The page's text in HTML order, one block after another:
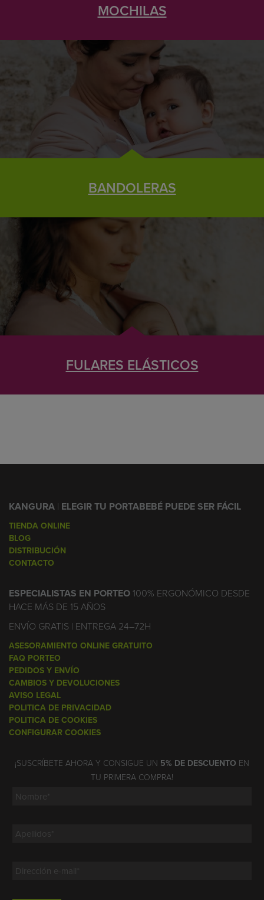
MOCHILAS
BANDOLERAS
FULARES ELÁSTICOS
KANGURA | ELEGIR TU PORTABEBÉ PUEDE SER FÁCIL
TIENDA ONLINE
BLOG
DISTRIBUCIÓN
CONTACTO
ESPECIALISTAS EN PORTEO100% ERGONÓMICO DESDE
HACE MÁS DE 15 AÑOS
ENVÍO GRATIS | ENTREGA 24–72H
ASESORAMIENTO ONLINE GRATUITO
FAQ PORTEO
PEDIDOS Y ENVÍO
CAMBIOS Y DEVOLUCIONES
AVISO LEGAL
POLITICA DE PRIVACIDAD
POLITICA DE COOKIES
CONFIGURAR COOKIES
¡SUSCRÍBETE AHORA Y CONSIGUE UN 5% DE DESCUENTO EN
TU PRIMERA COMPRA!